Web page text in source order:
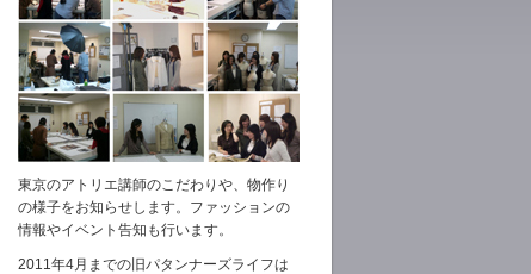
東京のアトリエ講師のこだわりや、物作り
の様子をお知らせします。ファッションの
情報やイベント告知も行います。
2011年4月までの旧パタンナーズライフは